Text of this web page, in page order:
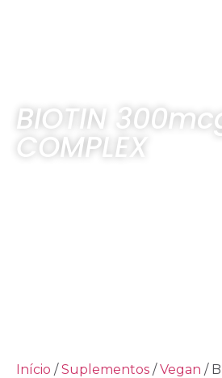
BIOTIN
COMPLEX
Início /Suplementos /Vegan /